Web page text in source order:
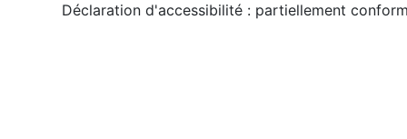
Déclaration d'accessibilité : partiellement